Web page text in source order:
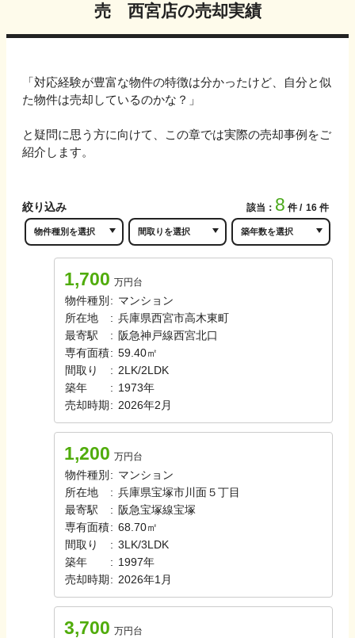
売 西宮店の売却実績
「対応経験が豊富な物件の特徴は分かったけど、自分と似
た物件は売却しているのかな？」
と疑問に思う方に向けて、この章では実際の売却事例をご
紹介します。
絞り込み 該当： 8 件 16 件
1,700 万円台
物件種別 : マンション
所在地
: 兵庫県西宮市高木東町
最寄駅
: 阪急神戸線西宮北口
専有面積: 59.40㎡
間取り
: 2LK/2LDK
築年
: 1973年
売却時期 : 2026年2月
1,200 万円台
物件種別 : マンション
所在地
: 兵庫県宝塚市川面５丁目
最寄駅
: 阪急宝塚線宝塚
専有面積: 68.70㎡
間取り
: 3LK/3LDK
築年
: 1997年
売却時期 : 2026年1月
3,700 万円台